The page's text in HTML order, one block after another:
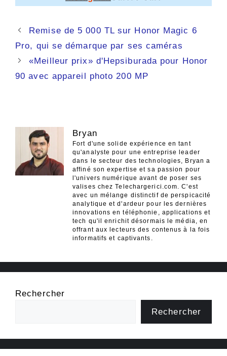
Navigation
des
Remise de 5 000 TL sur Honor Magic 6
Pro, qui se démarque par ses caméras
«Meilleur prix» d'Hepsiburada pour Honor
90 avec appareil photo 200 MP
Bryan
Fort d'une solide expérience en tant
qu'analyste pour une entreprise leader
dans le secteur des technologies, Bryan a
affiné son expertise et sa passion pour
l'univers numérique avant de poser ses
valises chez Telechargerici.com. C'est
avec un mélange distinctif de perspicacité
analytique et d'ardeur pour les dernières
innovations en téléphonie, applications et
tech qu'il enrichit désormais le média, en
offrant aux lecteurs des contenus à la fois
informatifs et captivants.
Rechercher
Rechercher